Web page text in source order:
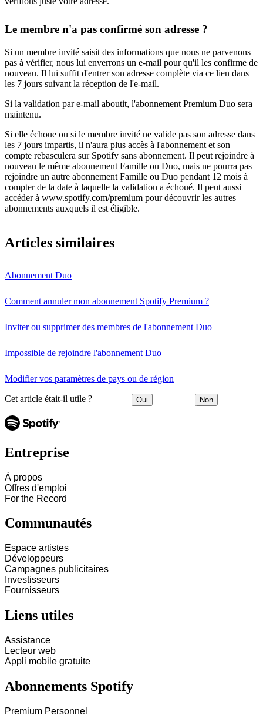
Le membre n'a pas confirmé son adresse ?
Si un membre invité saisit des informations que nous ne parvenons
pas à vérifier, nous lui enverrons un e-mail pour qu'il les confirme de
nouveau. Il lui suffit d'entrer son adresse complète via ce lien dans
les 7 jours suivant la réception de l'e-mail.
Si la validation par e-mail aboutit, l'abonnement Premium Duo sera
maintenu.
Si elle échoue ou si le membre invité ne valide pas son adresse dans
les 7 jours impartis, il n'aura plus accès à l'abonnement et son
compte rebasculera sur Spotify sans abonnement. Il peut rejoindre à
nouveau le même abonnement Famille ou Duo, mais ne pourra pas
rejoindre un autre abonnement Famille ou Duo pendant 12 mois à
compter de la date à laquelle la validation a échoué. Il peut aussi
accéder à www.spotify.com/premium pour découvrir les autres
abonnements auxquels il est éligible.
Articles similaires
Abonnement Duo
Comment annuler mon abonnement Spotify Premium ?
Inviter ou supprimer des membres de l'abonnement Duo
Impossible de rejoindre l'abonnement Duo
Modifier vos paramètres de pays ou de région
Cet article était-il utile ? Oui Non
Entreprise
À propos
Offres d'emploi
For the Record
Communautés
Espace artistes
Développeurs
Campagnes publicitaires
Investisseurs
Fournisseurs
Liens utiles
Assistance
Lecteur web
Appli mobile gratuite
Abonnements Spotify
Premium Personnel